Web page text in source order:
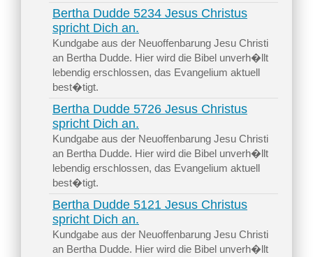
Bertha Dudde 5234 Jesus Christus
spricht Dich an.
Kundgabe aus der Neuoffenbarung Jesu Christi
an Bertha Dudde. Hier wird die Bibel unverh�llt
lebendig erschlossen, das Evangelium aktuell
best�tigt.
Bertha Dudde 5726 Jesus Christus
spricht Dich an.
Kundgabe aus der Neuoffenbarung Jesu Christi
an Bertha Dudde. Hier wird die Bibel unverh�llt
lebendig erschlossen, das Evangelium aktuell
best�tigt.
Bertha Dudde 5121 Jesus Christus
spricht Dich an.
Kundgabe aus der Neuoffenbarung Jesu Christi
an Bertha Dudde. Hier wird die Bibel unverh�llt